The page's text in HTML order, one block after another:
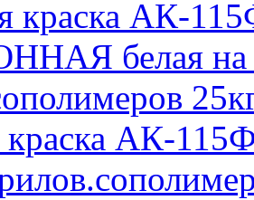
краска АК-